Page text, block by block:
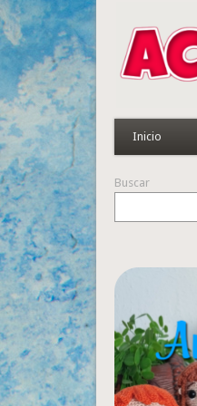
Inicio
Buscar